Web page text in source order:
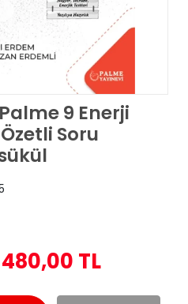
Palme 9 Enerji
Soru
480,00 TL